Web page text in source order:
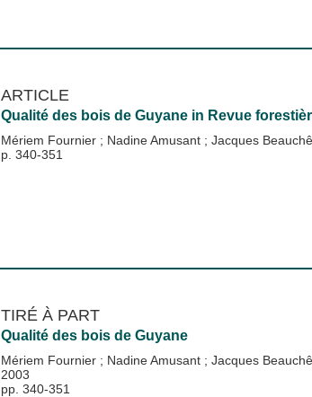
ARTICLE
Qualité des bois de Guyane in Revue
Mériem Fournier ; Nadine Amusant ; Jacques
p. 340-351
TIRÉ À PART
Qualité des bois de Guyane
Mériem Fournier ; Nadine Amusant ; Jacques
2003
pp. 340-351